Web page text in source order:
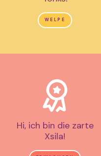
WELPE
Hi, ich bin die zarte
Xsila!